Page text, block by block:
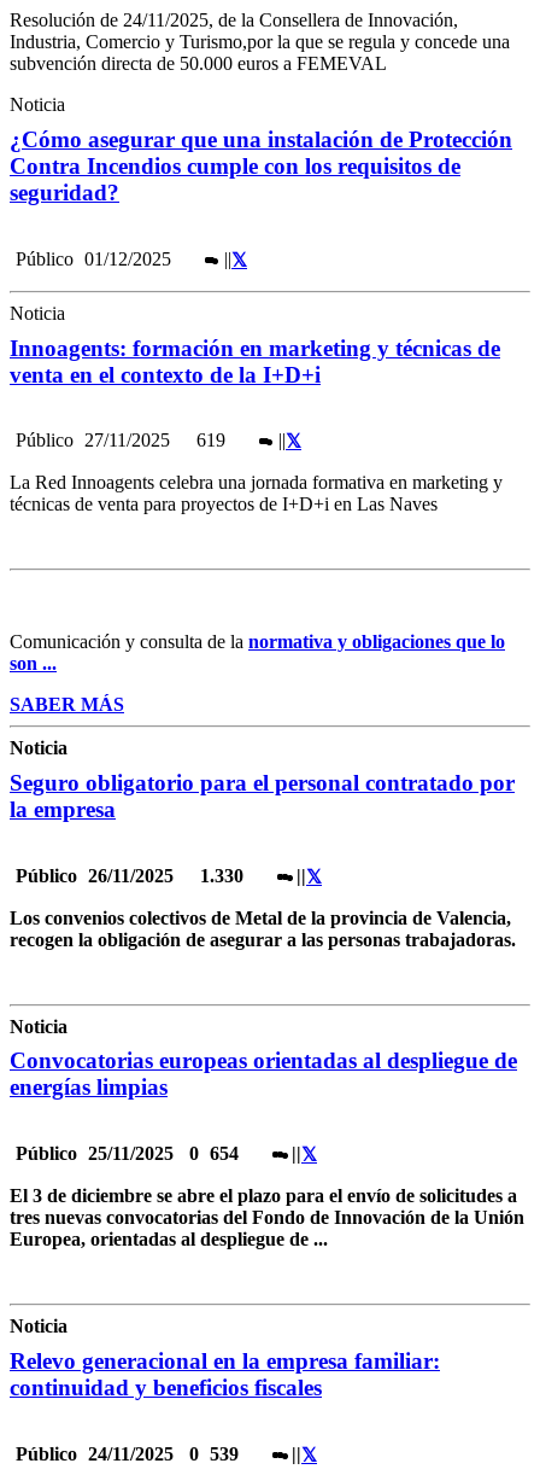
Resolución de 24/11/2025, de la Consellera de Innovación,
Industria, Comercio y Turismo,por la que se regula y concede una
subvención directa de 50.000 euros a FEMEVAL
Noticia
¿Cómo asegurar que una instalación de Protección
Contra Incendios cumple con los requisitos de
seguridad?
Público 01/12/2025 ||
Noticia
Innoagents: formación en marketing y técnicas de
venta en el contexto de la I+D+i
Público 27/11/2025 619 ||
La Red Innoagents celebra una jornada formativa en marketing y
técnicas de venta para proyectos de I+D+i en Las Naves
Comunicación y consulta de la normativa y obligaciones que lo
son ...
SABER MÁS
Noticia
Seguro obligatorio para el personal contratado por
la empresa
Público 26/11/2025 1.330 ||
Los convenios colectivos de Metal de la provincia de Valencia,
recogen la obligación de asegurar a las personas trabajadoras.
Noticia
Convocatorias europeas orientadas al despliegue de
energías limpias
Público 25/11/2025 0 654 ||
El 3 de diciembre se abre el plazo para el envío de solicitudes a
tres nuevas convocatorias del Fondo de Innovación de la Unión
Europea, orientadas al despliegue de ...
Noticia
Relevo generacional en la empresa familiar:
continuidad y beneficios fiscales
Público 24/11/2025 0 539 ||